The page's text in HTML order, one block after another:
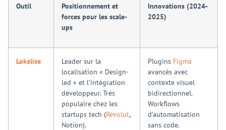
Outil
Positionnement et
forces pour les scale-
ups
Innovations (2024-
2025)
Lokalise
Leader sur la
localisation « Design-
led » et l’intégration
développeur. Très
populaire chez les
startups tech (Revolut,
Notion).
Plugins Figma
avancés avec
contexte visuel
bidirectionnel.
Workflows
d’automatisation
sans code.